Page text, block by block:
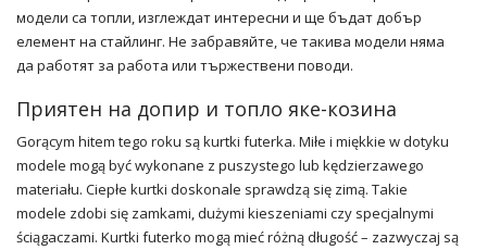
модели са топли, изглеждат интересни и ще бъдат добър
елемент на стайлинг. Не забравяйте, че такива модели няма
да работят за работа или тържествени поводи.
Приятен на допир и топло яке-козина
Gorącym hitem tego roku są kurtki futerka. Miłe i miękkie w dotyku
modele mogą być wykonane z puszystego lub kędzierzawego
materiału. Ciepłe kurtki doskonale sprawdzą się zimą. Takie
modele zdobi się zamkami, dużymi kieszeniami czy specjalnymi
ściągaczami. Kurtki futerko mogą mieć różną długość – zazwyczaj są